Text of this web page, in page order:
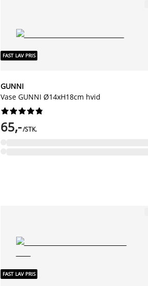
FAST LAV PRIS
GUNNI
Vase GUNNI Ø14xH18cm hvid






65,-/STK.
FAST LAV PRIS